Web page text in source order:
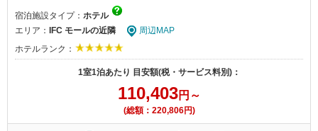
宿泊施設タイプ： ホテル
エリア：
IFC モールの近隣
周辺MAP
ホテルランク：
1室1泊あたり 目安額(税・サービス料別)：
110,403円～
(総額：220,806円)